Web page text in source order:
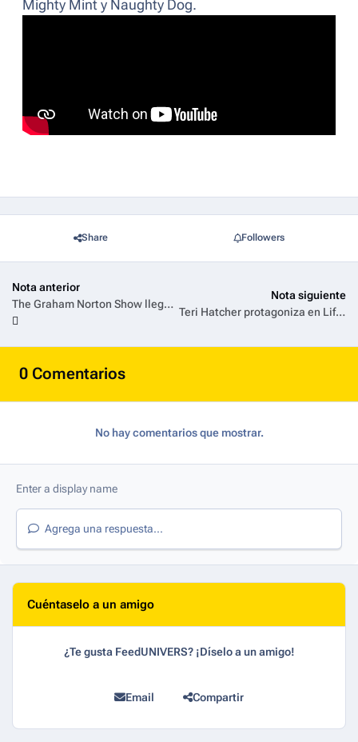
Mighty Mint y Naughty Dog.
Share Followers
Nota anterior
The Graham Norton Show llega al final de temporada en Film&Arts
Nota siguiente
Teri Hatcher protagoniza en Lifetime “La Verdad de Ruth Finley”
0 Comentarios
No hay comentarios que mostrar.
Agrega una respuesta...
Cuéntaselo a un amigo
¿Te gusta FeedUNIVERS? ¡Díselo a un amigo!
Email Compartir